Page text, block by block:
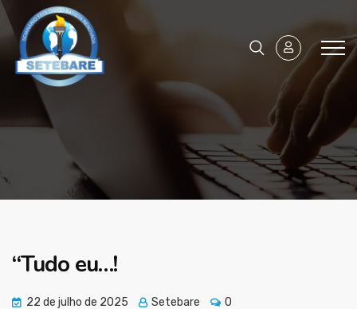
“Tudo eu…!
22 de julho de 2025 Setebare 0